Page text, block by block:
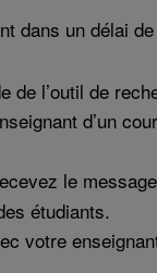
dans un délai
l’outil de
d’un
le
étudiants.
votre